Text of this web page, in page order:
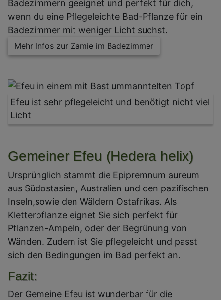
Badezimmern geeignet und perfekt für dich,
wenn du eine Pflegeleichte Bad-Pflanze für ein
Badezimmer mit weniger Licht suchst.
Mehr Infos zur Zamie im Badezimmer
Efeu ist sehr pflegeleicht und benötigt nicht viel
Licht
Gemeiner Efeu (Hedera helix)
Ursprünglich stammt die Epipremnum aureum
aus Südostasien, Australien und den pazifischen
Inseln,sowie den Wäldern Ostafrikas. Als
Kletterpflanze eignet Sie sich perfekt für
Pflanzen-Ampeln, oder der Begrünung von
Wänden. Zudem ist Sie pflegeleicht und passt
sich den Bedingungen im Bad perfekt an.
Fazit:
Der Gemeine Efeu ist wunderbar für die